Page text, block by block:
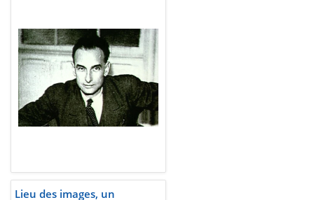
Lieu des images, un